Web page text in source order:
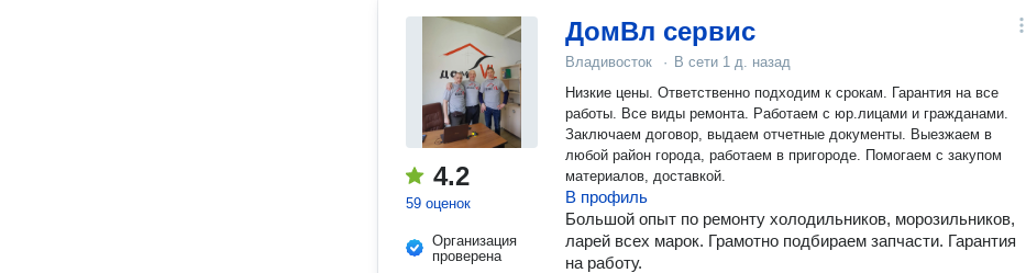
4.2
59 оценок
Организация
проверена
ДомВл сервис
Владивосток · В сети 1 д. назад
Низкие цены. Ответственно подходим к срокам. Гарантия на все
работы. Все виды ремонта. Работаем с юр.лицами и гражданами.
Заключаем договор, выдаем отчетные документы. Выезжаем в
любой район города, работаем в пригороде. Помогаем с закупом
материалов, доставкой.
В профиль
Большой опыт по ремонту холодильников, морозильников,
ларей всех марок. Грамотно подбираем запчасти. Гарантия
на работу.